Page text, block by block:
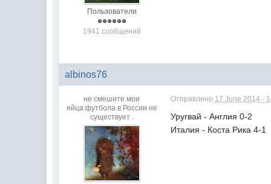
Пользователи
1941 сообщений
albinos76
не смешите мои
яйца:футбола в России не
существует .
Отправлено 17 June 2014 -
Уругвай - Англия 0-2
Италия - Коста Рика 4-1